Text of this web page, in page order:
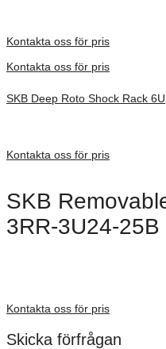
Kontakta oss för pris
Kontakta oss för pris
SKB Deep Roto Shock Rack
Kontakta oss för pris
SKB
3RR-3U24-25B
Kontakta oss för pris
Skicka förfrågan